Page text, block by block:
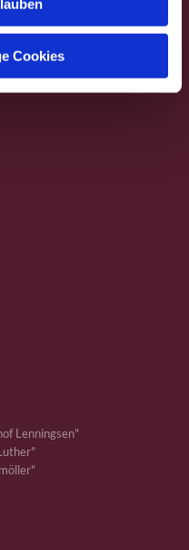
Cookies
Lenningsen"